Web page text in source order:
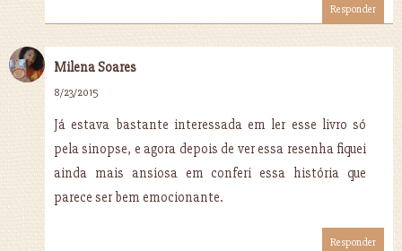
Responder
Milena Soares
8/23/2015
Já estava bastante interessada em ler esse livro só
pela sinopse, e agora depois de ver essa resenha fiquei
ainda mais ansiosa em conferi essa história que
parece ser bem emocionante.
Responder